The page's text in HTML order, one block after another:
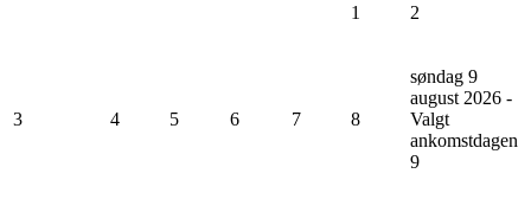
1 2
3 4 5 6 7 8
søndag 9
august 2026 -
Valgt
ankomstdagen
9